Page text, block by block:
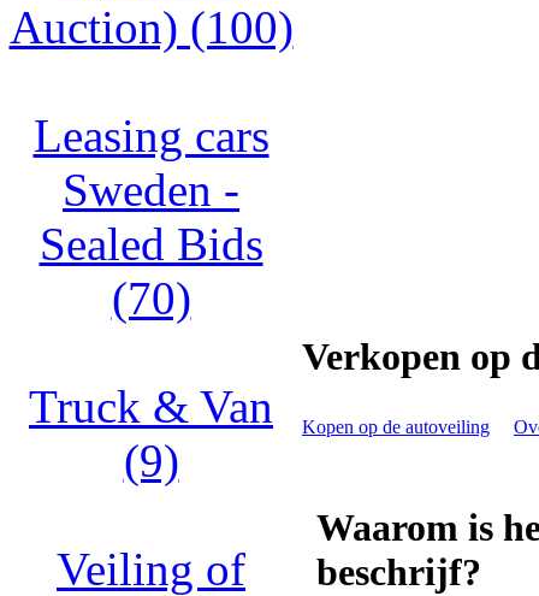
Auction) (100)
Leasing cars
Sweden -
Sealed Bids
(70)
Truck & Van
(9)
Veiling of
Verkopen op
Kopen op de autoveiling
Waarom is
beschrijf?